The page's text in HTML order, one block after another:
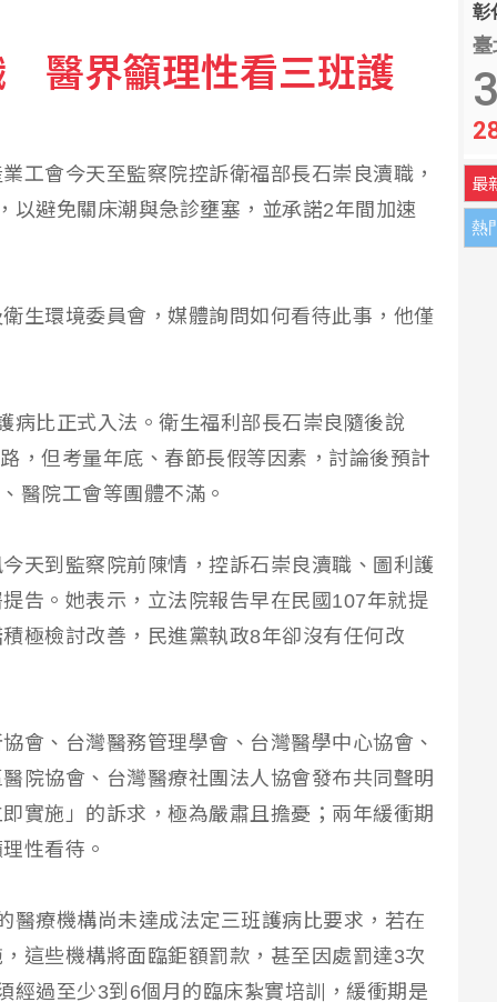
專家提醒：別忽略4大警訊
彰
臺
最
熱
醫界籲理性看三班護
工會今天至監察院控訴衛福部長石崇良瀆職，
以避免關床潮與急診壅塞，並承諾2年間加速
生環境委員會，媒體詢問如何看待此事，他僅
病比正式入法。衛生福利部長石崇良隨後說
，但考量年底、春節長假等因素，討論後預計
醫院工會等團體不滿。
天到監察院前陳情，控訴石崇良瀆職、圖利護
告。她表示，立法院報告早在民國107年就提
極檢討改善，民進黨執政8年卻沒有任何改
會、台灣醫務管理學會、台灣醫學中心協會、
院協會、台灣醫療社團法人協會發布共同聲明
實施」的訴求，極為嚴肅且擔憂；兩年緩衝期
性看待。
醫療機構尚未達成法定三班護病比要求，若在
這些機構將面臨鉅額罰款，甚至因處罰達3次
經過至少3到6個月的臨床紮實培訓，緩衝期是